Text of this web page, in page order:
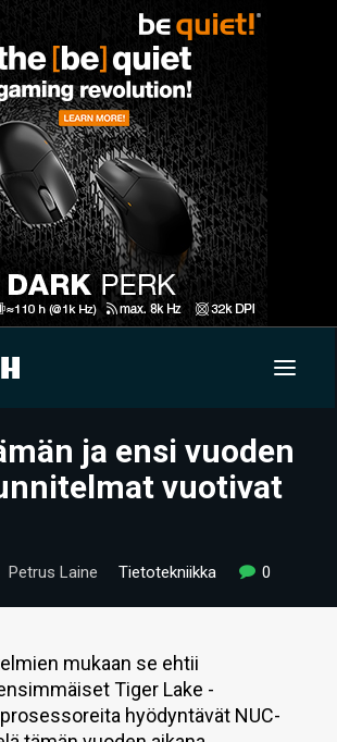
ja ensi vuoden
vuotivat
Petrus Laine Tietotekniikka 0
mukaan se ehtii
Tiger Lake -
hyödyntävät NUC-